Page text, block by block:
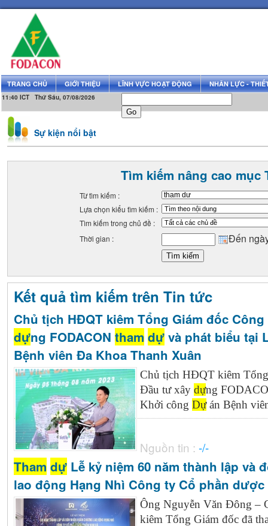
TRANG CHỦ GIỚI THIỆU LĨNH VỰC HOẠT ĐỘNG NHÂN LỰC -
11:40 ICT Thứ Sáu, 07/08/2026
Sự kiện nổi bật
Tìm kiếm nâng cao mục
Từ tìm kiếm :
Lựa chọn kiểu tìm kiếm :
Tìm kiếm trong chủ đề :
Thời gian :
Đến
Kết quả tìm kiếm trên Tin tức
Chủ tịch HĐQT kiêm Tổng Giám đốc
dựng FODACON tham dự và phát biểu tại
Bệnh viên Đa Khoa Thanh Xuân
Chủ tịch HĐQT kiêm
Đầu tư xây dựng
Khởi công Dựán Bệnh
Nguồn tin : -/-
Tham dự Lễ kỷ niệm 60 năm thành lập và
lao động Hạng Nhì Công ty Cổ phần dược
Ông Nguyễn Văn Đông –
kiêm Tổng Giám đốc đã